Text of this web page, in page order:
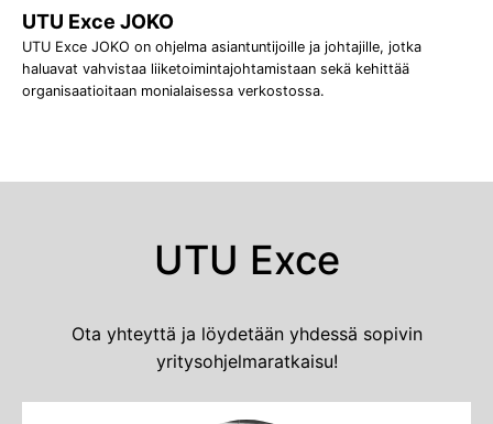
UTU Exce JOKO
UTU Exce JOKO on ohjelma asiantuntijoille ja johtajille, jotka
haluavat vahvistaa liiketoimintajohtamistaan sekä kehittää
organisaatioitaan monialaisessa verkostossa.
UTU Exce
Ota yhteyttä ja löydetään yhdessä sopivin
yritysohjelmaratkaisu!